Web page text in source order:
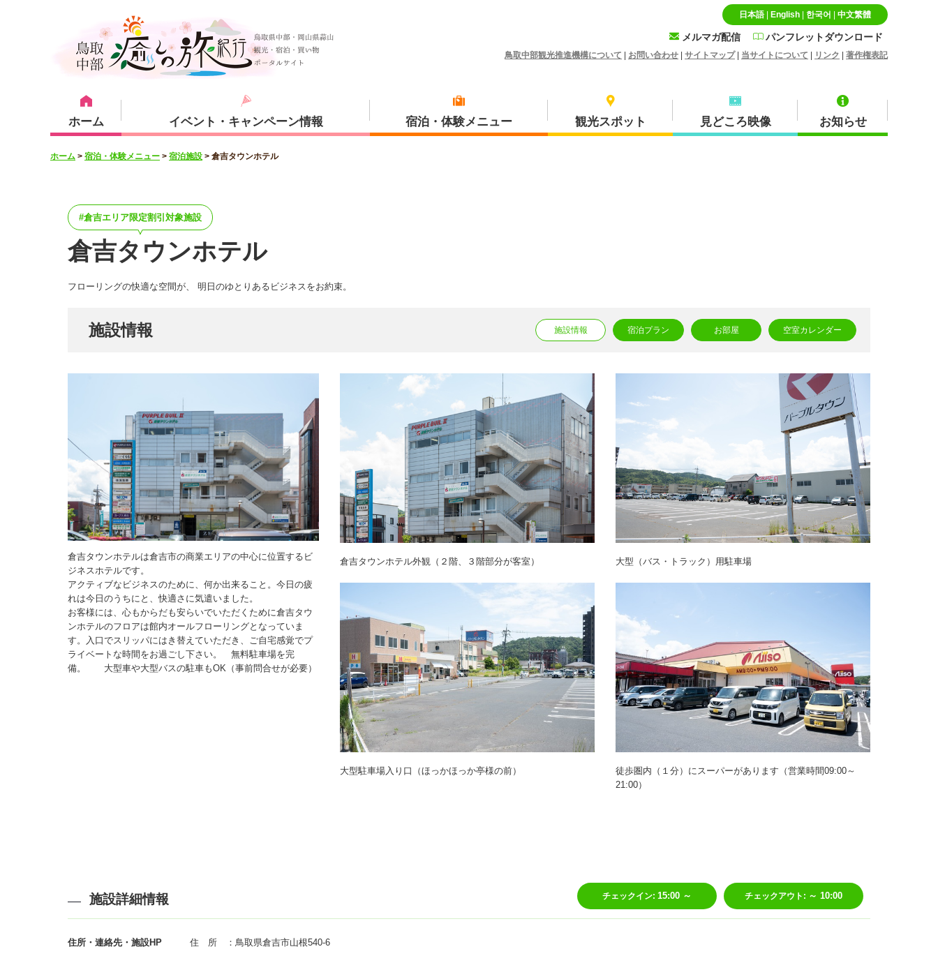
日本語| English| 한국어 中文繁體
メルマガ配信 パンフレットダウンロード
鳥取中部観光推進機構について お問い合わせ サイトマップ| 当サイトについて リンク 著作権表記
ホーム イベント・キャンペーン情報 宿泊・体験メニュー
宿泊・体験メニュー
宿泊プラン
観光スポット
観光スポット
倉吉市
湯梨浜町
見どころ映像 お知らせ
ホーム > 宿泊・体験メニュー > 宿泊施設 > 倉吉タウンホテル
倉吉エリア限定割引対象施設
倉吉タウンホテル
フローリングの快適な空間が、 明日のゆとりあるビジネスをお約束。
施設情報 宿泊プラン お部屋 空室カレンダー
施設情報
倉吉タウンホテルは倉吉市の商業エリアの中心に位置するビ
ジネスホテルです。
アクティブなビジネスのために、何か出来ること。今日の疲
れは今日のうちにと、快適さに気遣いました。
お客様には、心もからだも安らいでいただくために倉吉タウ
ンホテルのフロアは館内オールフローリングとなっていま
す。入口でスリッパにはき替えていただき、ご自宅感覚でプ
ライベートな時間をお過ごし下さい。 無料駐車場を完
備。 大型車や大型バスの駐車もOK（事前問合せが必要）
倉吉タウンホテル外観（２階、３階部分が客室） 大型（バス・トラック）用駐車場
大型駐車場入り口（ほっかほっか亭様の前）
徒歩圏内（１分）にスーパーがあります（営業時間09:00～
21:00）
施設詳細情報 チェックイン: 15:00 ～ チェックアウト: ～ 10:00
住所・連絡先・施設HP 住 所 ：鳥取県倉吉市山根540-6